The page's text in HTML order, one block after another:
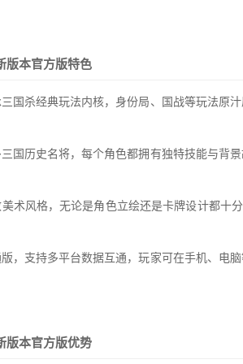
版本官方版特色
国杀经典玩法内核，身份局、国战等玩法原
国历史名将，每个角色都拥有独特技能与背
术风格，无论是角色立绘还是卡牌设计都十
，支持多平台数据互通，玩家可在手机、电
版本官方版优势